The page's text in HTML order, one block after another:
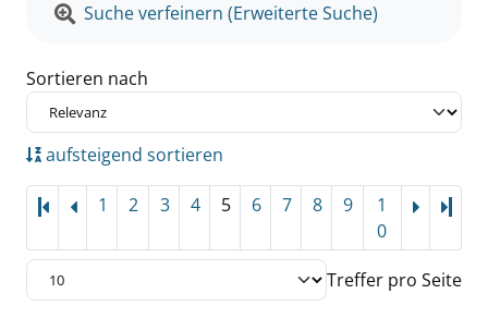
Suche verfeinern (Erweiterte Suche)
Sortieren nach
aufsteigend sortieren
1 2 3 4 5 6 7 8 9
1
0
Treffer pro Seite